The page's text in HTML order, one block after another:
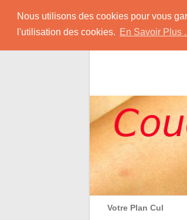
Nous utilisons des cookies pour vous
l'utilisation des cookies. En Savoir Plus
content
Couchons
Un Plan Cul et des
Votre Plan Cul